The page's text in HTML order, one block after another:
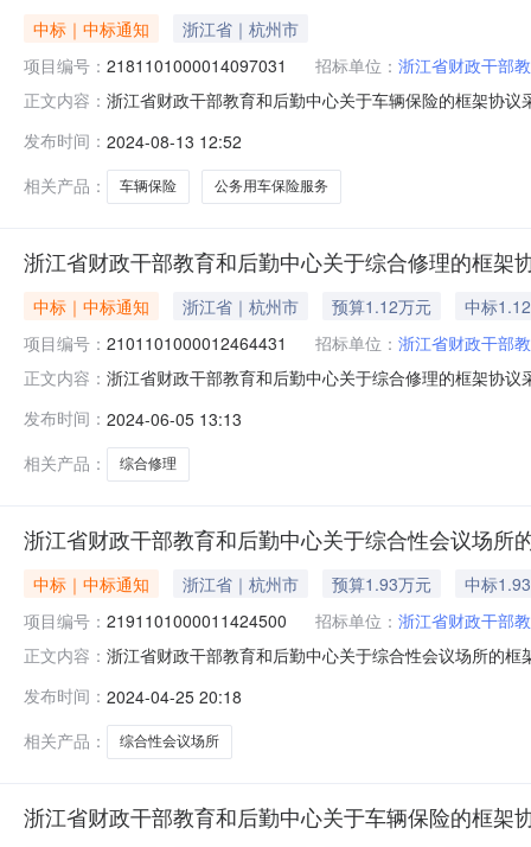
中标｜中标通知
浙江省｜杭州市
项目编号： 2181101000014097031 招标单位： 浙江省财政干部
正文内容： 浙江省财政干部教育和后勤中心关于车辆保险的框架协
1[2024]48464号2828.88项目所在行政区划编码:339900
发布时间： 2024-08-13 12:52
相关产品：
车辆保险 公务用车保险服务
浙江省财政干部教育和后勤中心关于综合修理的框架
中标｜中标通知 浙江省｜杭州市 预算1.12万元
中标
项目编号： 2101101000012464431 招标单位： 浙江省财政干部
正文内容： 浙江省财政干部教育和后勤中心关于综合修理的框架协
1[2024]31446号11293.7项目所在行政区划编码:339900
发布时间： 2024-06-05 13:13
相关产品：
综合修理
浙江省财政干部教育和后勤中心关于综合性会议场所
中标｜中标通知 浙江省｜杭州市 预算1.93万元
中标
项目编号： 2191101000011424500 招标单位： 浙江省财政干部
正文内容： 浙江省财政干部教育和后勤中心关于综合性会议场所的
计划金额1[2024]20424号19300.0项目所在行政区划编
发布时间： 2024-04-25 20:18
相关产品：
综合性会议场所
浙江省财政干部教育和后勤中心关于车辆保险的框架